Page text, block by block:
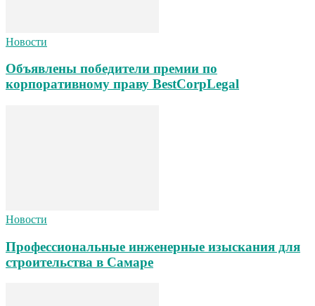
Новости
Объявлены победители премии по
корпоративному праву BestCorpLegal
Новости
Профессиональные инженерные изыскания для
строительства в Самаре